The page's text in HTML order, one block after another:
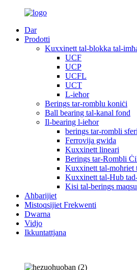
Dar
Prodotti
Kuxxinett tal-blokka tal-
UCF
UCP
UCFL
UCT
L-ieħor
Berings tar-romblu koniċi
Ball bearing tal-kanal fond
Il-bearing l-ieħor
berings tar-rombli
Ferrovija gwida
Kuxxinett lineari
Berings tar-Rombli
Kuxxinett tal-moħriet
Kuxxinett tal-Hub
Kisi tal-berings
Aħbarijiet
Mistoqsijiet Frekwenti
Dwarna
Vidjo
Ikkuntattjana